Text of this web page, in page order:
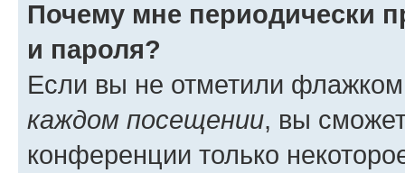
Почему мне периодически
и пароля?
Если вы не отметили
каждом посещении, вы
конференции только